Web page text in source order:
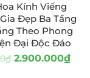
Kính Viếng
Đẹp Ba Tầng
Theo Phong
Đại Độc Đáo
₫ 2.900.000₫